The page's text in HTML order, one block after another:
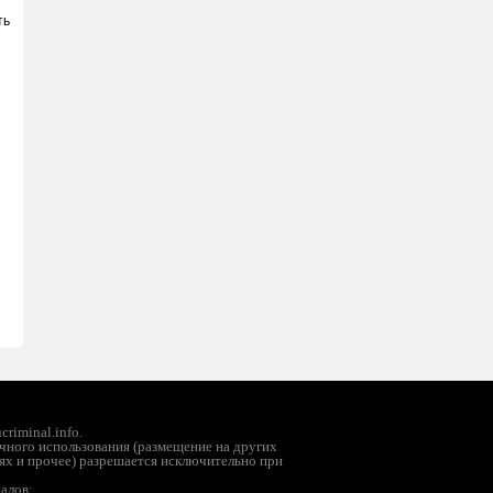
использования (размещение на других
и прочее) разрешается исключительно при